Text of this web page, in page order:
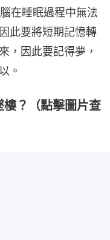
在睡眠過程中無法
此要將短期記憶轉
，因此要記得夢，
。
？（點擊圖片查